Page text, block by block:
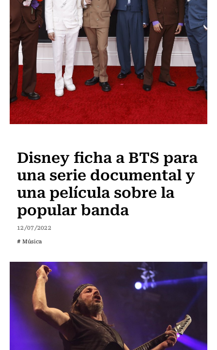
Disney ficha a BTS para
una serie documental y
una película sobre la
popular banda
12/07/2022
# Música